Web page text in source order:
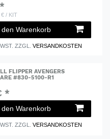
€ / KIT
den Warenkorb
ZZGL.VERSANDKOSTEN
FLIPPER AVENGERS
#830-5100-R1
*
den Warenkorb
ZZGL.VERSANDKOSTEN